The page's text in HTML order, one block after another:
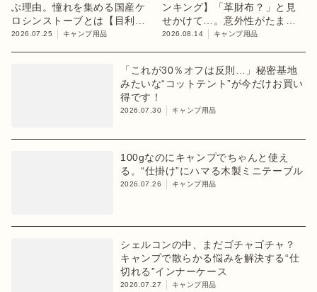
ぶ理由。憧れを集める国産ケ
ロシンストーブとは【目利き
のキャンプギア】
2026.07.25 キャンプ用品
ンキング】「革財布？」と見
せかけて…。意外性がたまら
ないホットサンドメーカーが1
2026.08.14 キャンプ用品
「これが30％オフは反則…」秘密基地
みたいな“コットテント”が今だけお買い
得です！
2026.07.30 キャンプ用品
100gなのにキャンプでちゃんと使え
る。“仕掛け”にハマる木製ミニテーブル
2026.07.26 キャンプ用品
シェルコンの中、まだゴチャゴチャ？
キャンプで散らかる悩みを解決する“仕
切れる”インナーケース
2026.07.27 キャンプ用品